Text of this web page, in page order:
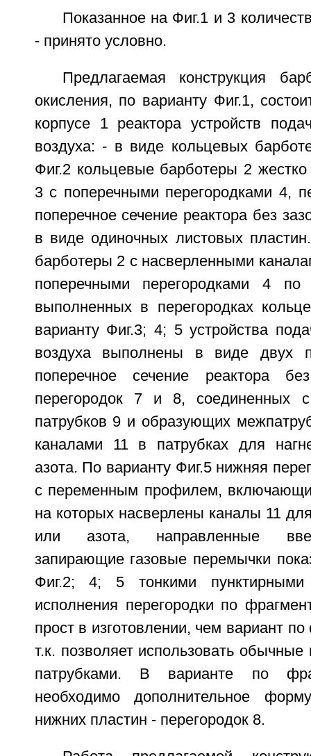
Показанное на Фиг.1 и 3
- принято условно.
Предлагаемая конструкция
окисления, по варианту Фиг.1,
корпусе 1 реактора устройств
воздуха: - в виде кольцевых
Фиг.2 кольцевые барботеры 2
3 с поперечными перегородками 4,
поперечное сечение реактора без
в виде одиночных листовых
барботеры 2 с насверленными
поперечными перегородками 4
выполненных в перегородках
варианту Фиг.3; 4; 5 устройства
воздуха выполнены в виде двух
поперечное сечение реактора
перегородок 7 и 8, соединенных
патрубков 9 и образующих
каналами 11 в патрубках для
азота. По варианту Фиг.5 нижняя
с переменным профилем,
на которых насверлены каналы 11
или азота, направленные
запирающие газовые перемычки
Фиг.2; 4; 5 тонкими
исполнения перегородки по
прост в изготовлении, чем вариант
т.к. позволяет использовать
патрубками. В варианте по
необходимо дополнительное
нижних пластин - перегородок 8.